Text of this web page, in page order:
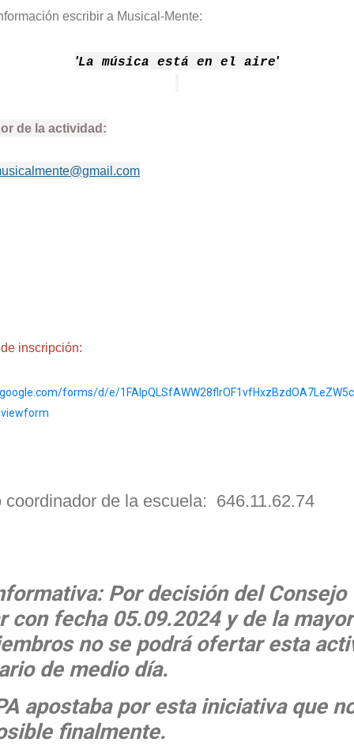
escribir a Musical-Mente:
'La música está en el aire'
de la actividad:
inscripción:
forms/d/e/
coordinador de la escuela: 646.11.62.74
Por decisión del Consejo
con fecha 05.09.2024 y de la
no se podrá ofertar esta
de medio día.
apostaba por esta iniciativa que
finalmente.